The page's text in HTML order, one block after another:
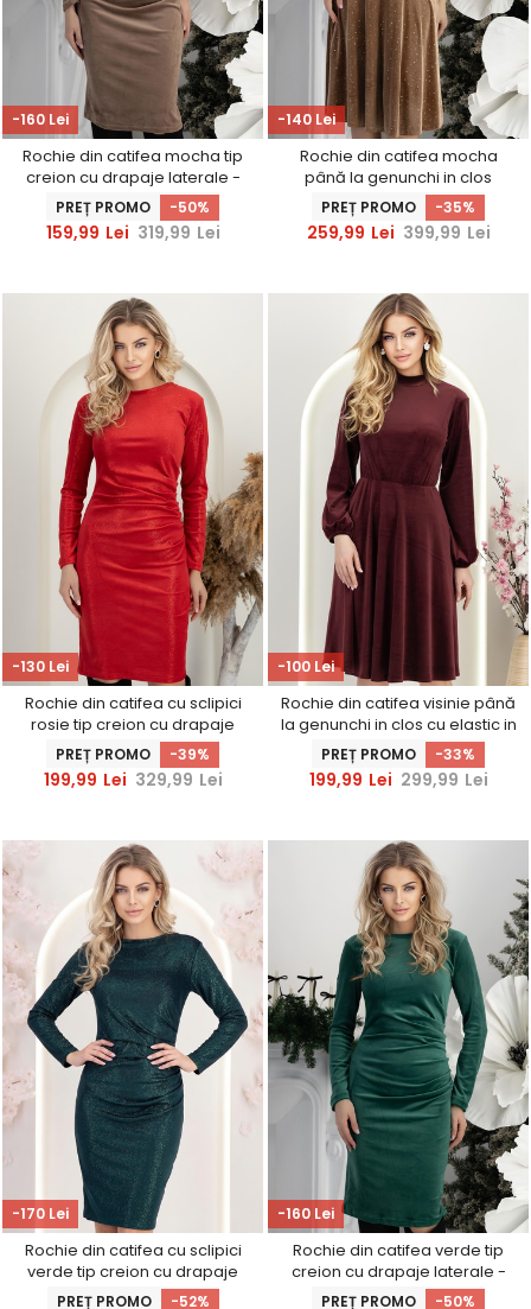
-160 Lei
Rochie din catifea mocha tip
creion cu drapaje laterale -
StarShinerS
PREȚ PROMO -50%
159,99 Lei 319,99 Lei
-140 Lei
Rochie din catifea mocha
până la genunchi in clos
accesorizata cu brosa florala
- StarShinerS
PREȚ PROMO -35%
259,99 Lei 399,99 Lei
-130 Lei
Rochie din catifea cu sclipici
rosie tip creion cu drapaje
laterale - StarShinerS
PREȚ PROMO -39%
199,99 Lei 329,99 Lei
-100 Lei
Rochie din catifea visinie până
la genunchi in clos cu elastic in
talie - StarShinerS
PREȚ PROMO -33%
199,99 Lei 299,99 Lei
-170 Lei
Rochie din catifea cu sclipici
verde tip creion cu drapaje
laterale - StarShinerS
PREȚ PROMO -52%
-160 Lei
Rochie din catifea verde tip
creion cu drapaje laterale -
StarShinerS
PREȚ PROMO -50%